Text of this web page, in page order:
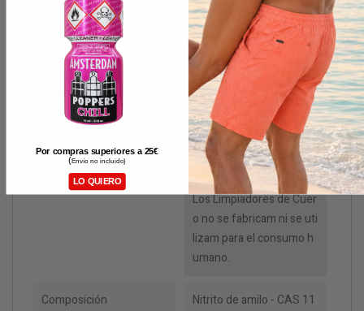
ReferenciaARBPDI69
Ficha técnica
Descripción
Original y Fuerte Leather
Cleaner: diseñados y fab
ricados para la limpieza y
acondicionamiento de Pr
endas, Juguetes y Acce
sorios Eróticos de Cuero.
Los Limpiadores de Cuer
o no se fabricam ni se uti
lizam para el consumo h
umano.
Composición
Nitrito de amilo - CAS 11
Por compras superiores a 25€
(Envío no incluido)
LO QUIERO